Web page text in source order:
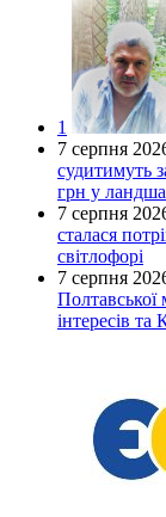
1
7 серпня
судитимуть
грн у
7 серпня
сталася
світлофорі
7 серпня
Полтавської
інтересів та